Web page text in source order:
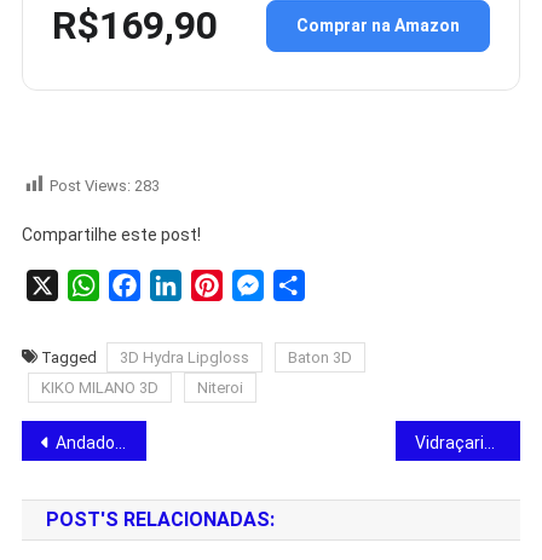
R$169,90 Comprar na Amazon
Post Views: 283
Compartilhe este post!
WhatsAppFacebookLinkedInPinterestMessenger
Tagged 3D Hydra Lipgloss
Baton 3D
KIKO MILANO 3D
Niteroi
Andador e Apoiador Zebra: Diversão e Apoio para o seu bebê.
POST'S RELACIONADAS: